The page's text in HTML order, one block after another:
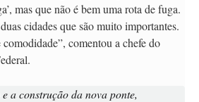
mas que não é bem uma rota de fuga.
cidades que são muito importantes.
comentou a chefe do
a construção da nova ponte,